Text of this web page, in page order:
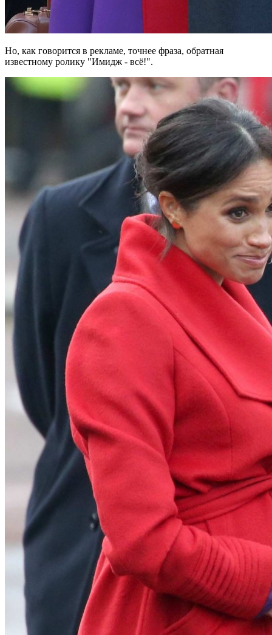
Но, как говорится в рекламе, точнее фраза, обратная
известному ролику "Имидж - всё!".